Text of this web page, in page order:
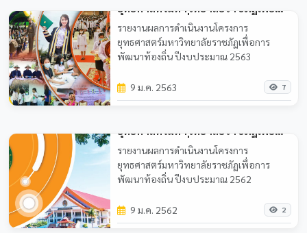
ยุทธศาสตร์มหาวิทยาลัยราชภัฏเพื่อ
การพัฒนาท้องถิ่น ปีงบประมาณ 2563
รายงานผลการดำเนินงานโครงการ
ยุทธศาสตร์มหาวิทยาลัยราชภัฏเพื่อการ
พัฒนาท้องถิ่น ปีงบประมาณ 2563
9 ม.ค. 2563 7
ยุทธศาสตร์มหาวิทยาลัยราชภัฏเพื่อ
การพัฒนาท้องถิ่น ปีงบประมาณ 2562
รายงานผลการดำเนินงานโครงการ
ยุทธศาสตร์มหาวิทยาลัยราชภัฏเพื่อการ
พัฒนาท้องถิ่น ปีงบประมาณ 2562
9 ม.ค. 2562 2